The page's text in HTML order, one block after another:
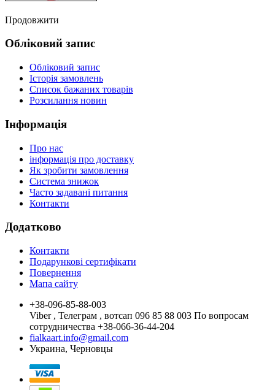
Продовжити
Обліковий запис
Обліковий запис
Історія замовлень
Список бажаних товарів
Розсилання новин
Інформація
Про нас
інформація про доставку
Як зробити замовлення
Система знижок
Часто задавані питання
Контакти
Додатково
Контакти
Подарункові сертифікати
Повернення
Мапа сайту
+38-096-85-88-003
Viber , Телеграм , вотсап 096 85 88 003 По вопросам
сотрудничества +38-066-36-44-204
fialkaart.info@gmail.com
Украина, Черновцы